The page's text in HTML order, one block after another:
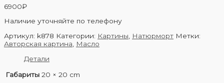
6900₽
Наличие уточняйте по телефону
Артикул: k878 Категории: Картины Натюрморт Метки:
Авторская картина
Масло
Детали
Габариты 20 × 20 cm